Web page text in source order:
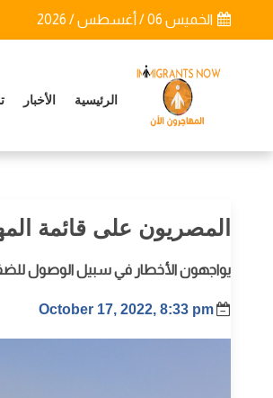
الخميس 06 / أغسطس / 2026
الرئيسية الأخبار
المصريون على قائمة
يواجهون الأخطار في سبيل الوصول
October 17, 2022, 8:33 pm